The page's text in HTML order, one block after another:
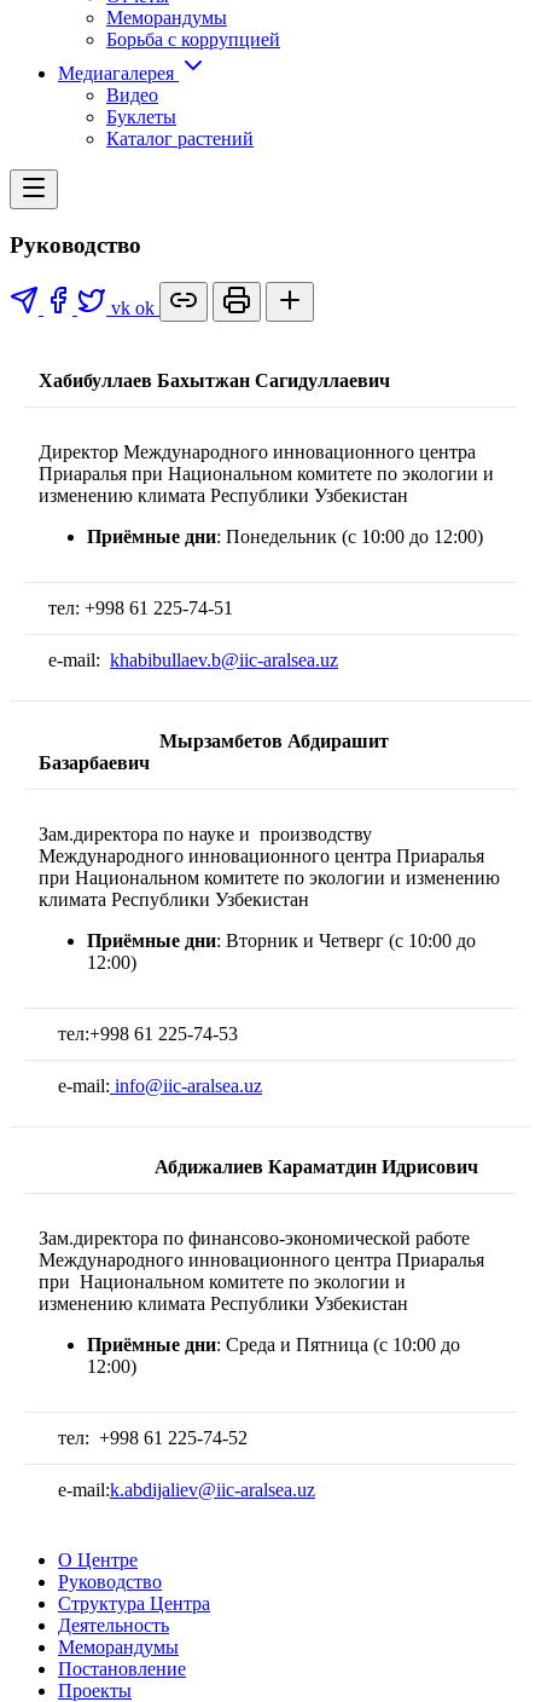
Меморандумы
Борьба с коррупцией
Медиагалерея
Видео
Буклеты
Каталог растений
Руководство
vk ok
Хабибуллаев Бахытжан Сагидуллаевич
Директор Международного инновационного центра
Приаралья при Национальном комитете по экологии и
изменению климата Республики Узбекистан
Приёмные дни: Понедельник (c 10:00 до 12:00)
тел: +998 61 225-74-51
e-mail: khabibullaev.b@iic-aralsea.uz
Мырзамбетов Абдирашит
Базарбаевич
Зам.директора по науке и производству
Международного инновационного центра Приаралья
при Национальном комитете по экологии и изменению
климата Республики Узбекистан
Приёмные дни: Вторник и Четверг (c 10:00 до
12:00)
тел:+998 61 225-74-53
e-mail: info@iic-aralsea.uz
Абдижалиев Караматдин Идрисович
Зам.директора по финансово-экономической работе
Международного инновационного центра Приаралья
при Национальном комитете по экологии и
изменению климата Республики Узбекистан
Приёмные дни: Среда и Пятница (c 10:00 до
12:00)
тел: +998 61 225-74-52
e-mail:k.abdijaliev@iic-aralsea.uz
О Центре
Руководство
Структура Центра
Деятельность
Меморандумы
Постановление
Проекты